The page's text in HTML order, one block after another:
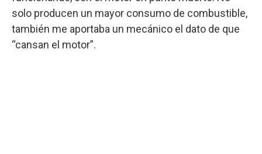
solo producen un mayor consumo de combustible,
también me aportaba un mecánico el dato de que
“cansan el motor”.